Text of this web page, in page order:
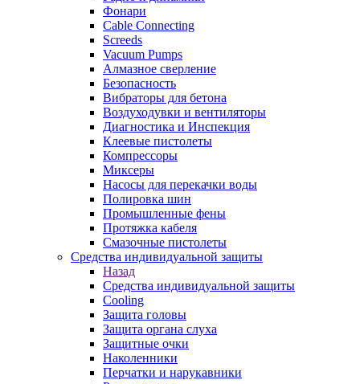
Фонари
Cable Connecting
Screeds
Vacuum Pumps
Алмазное сверление
Безопасность
Вибраторы для бетона
Воздуходувки и вентиляторы
Диагностика и Инспекция
Клеевые пистолеты
Компрессоры
Миксеры
Насосы для перекачки воды
Полировка шин
Промышленные фены
Протяжка кабеля
Смазочные пистолеты
Средства индивидуальной защиты
Назад
Средства индивидуальной защиты
Cooling
Защита головы
Защита органа слуха
Защитные очки
Наколенники
Перчатки и нарукавники